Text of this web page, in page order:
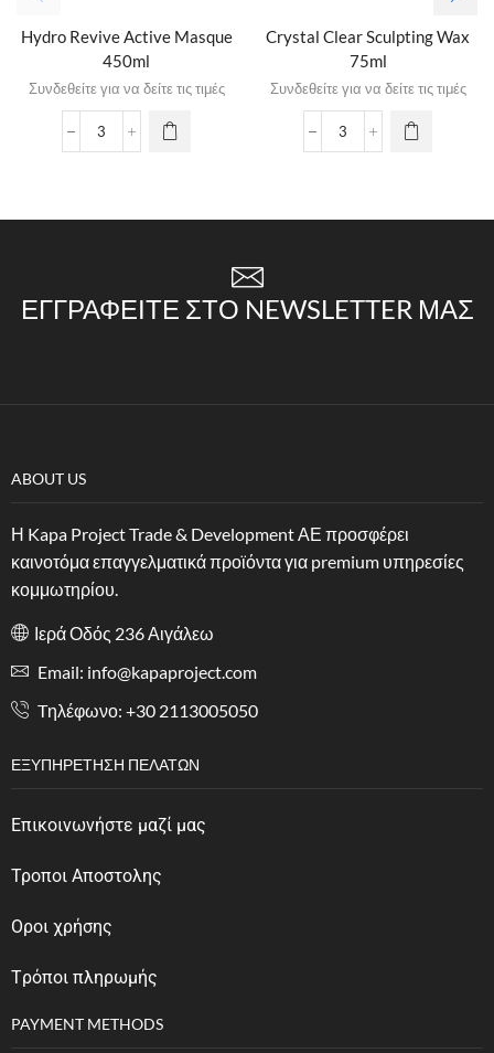
Hydro Revive Active Masque
450ml
Συνδεθείτε για να δείτε τις τιμές
Crystal Clear Sculpting Wax
75ml
Συνδεθείτε για να δείτε τις τιμές
ΕΓΓΡΑΦΕΊΤΕ ΣΤΟ NEWSLETTER ΜΑΣ
ABOUT US
Η Kapa Project Trade & Development ΑΕ προσφέρει
καινοτόμα επαγγελματικά προϊόντα για premium υπηρεσίες
κομμωτηρίου.
Ιερά Οδός 236 Αιγάλεω
Email: info@kapaproject.com
Tηλέφωνο: +30 2113005050
ΕΞΥΠΗΡΈΤΗΣΗ ΠΕΛΑΤΏΝ
Επικοινωνήστε μαζί μας
Τροποι Αποστολης
Οροι χρήσης
Tρόποι πληρωμής
PAYMENT METHODS